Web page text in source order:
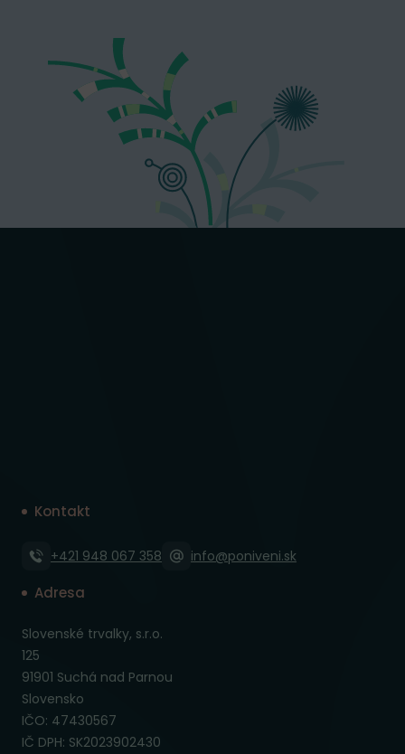
Kontakt
+421 948 067 358 info@poniveni.sk
Adresa
Slovenské trvalky, s.r.o.
125
91901 Suchá nad Parnou
Slovensko
IČO: 47430567
IČ DPH: SK2023902430